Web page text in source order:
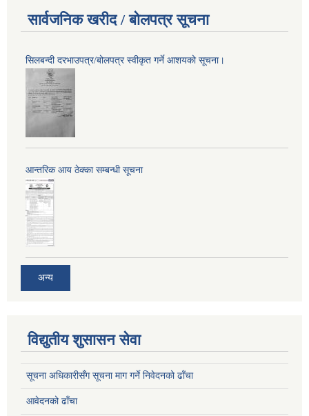
सार्वजनिक खरीद / बोलपत्र सूचना
सिलबन्दी दरभाउपत्र/बोलपत्र स्वीकृत गर्ने आशयको सूचना।
आन्तरिक आय ठेक्का सम्बन्धी सूचना
अन्य
विद्युतीय शुसासन सेवा
सूचना अधिकारीसँग सूचना माग गर्ने निवेदनको ढाँचा
आवेदनको ढाँचा